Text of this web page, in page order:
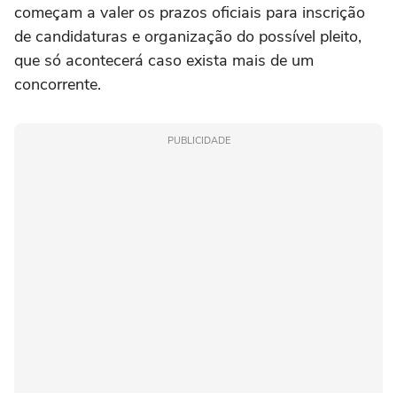
começam a valer os prazos oficiais para inscrição
de candidaturas e organização do possível pleito,
que só acontecerá caso exista mais de um
concorrente.
PUBLICIDADE